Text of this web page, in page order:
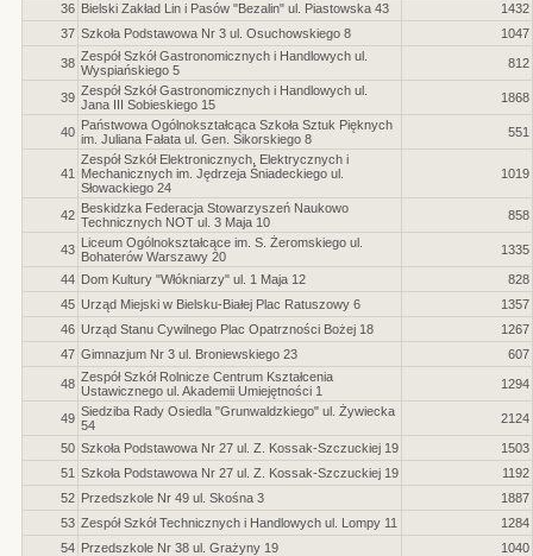
36 Bielski Zakład Lin i Pasów "Bezalin" ul. Piastowska 43
1432
37 Szkoła Podstawowa Nr 3 ul. Osuchowskiego 8 1047
38 Zespół Szkół Gastronomicznych i Handlowych ul.
Wyspiańskiego 5
812
39 Zespół Szkół Gastronomicznych i Handlowych ul.
Jana III Sobieskiego 15
1868
40 Państwowa Ogólnokształcąca Szkoła Sztuk Pięknych
im. Juliana Fałata ul. Gen. Sikorskiego 8
551
41
Zespół Szkół Elektronicznych, Elektrycznych i
Mechanicznych im. Jędrzeja Śniadeckiego ul.
Słowackiego 24
1019
42 Beskidzka Federacja Stowarzyszeń Naukowo
Technicznych NOT ul. 3 Maja 10
858
43 Liceum Ogólnokształcące im. S. Żeromskiego ul.
Bohaterów Warszawy 20
1335
44 Dom Kultury "Włókniarzy" ul. 1 Maja 12
828
45 Urząd Miejski w Bielsku-Białej Plac Ratuszowy 6
1357
46 Urząd Stanu Cywilnego Plac Opatrzności Bożej 18
1267
47 Gimnazjum Nr 3 ul. Broniewskiego 23 607
48 Zespół Szkół Rolnicze Centrum Kształcenia
Ustawicznego ul. Akademii Umiejętności 1
1294
49 Siedziba Rady Osiedla "Grunwaldzkiego" ul. Żywiecka
54
2124
50 Szkoła Podstawowa Nr 27 ul. Z. Kossak-Szczuckiej 19
1503
51 Szkoła Podstawowa Nr 27 ul. Z. Kossak-Szczuckiej 19
1192
52 Przedszkole Nr 49 ul. Skośna 3
1887
53 Zespół Szkół Technicznych i Handlowych ul. Lompy 11
1284
54 Przedszkole Nr 38 ul. Grażyny 19
1040